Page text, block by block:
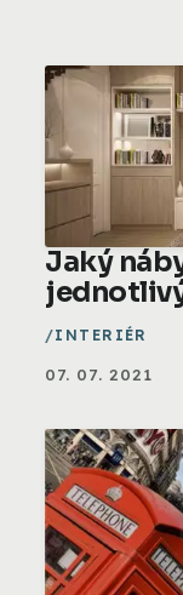
Jaký
INTERIÉR
07. 07. 2021